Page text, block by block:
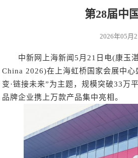
第28届中
2026年05月
中新网上海新闻5月21日电(康玉湛
China 2026)在上海虹桥国家会展中
变·链接未来”为主题，规模突破33万
品牌企业携上万款产品集中亮相。